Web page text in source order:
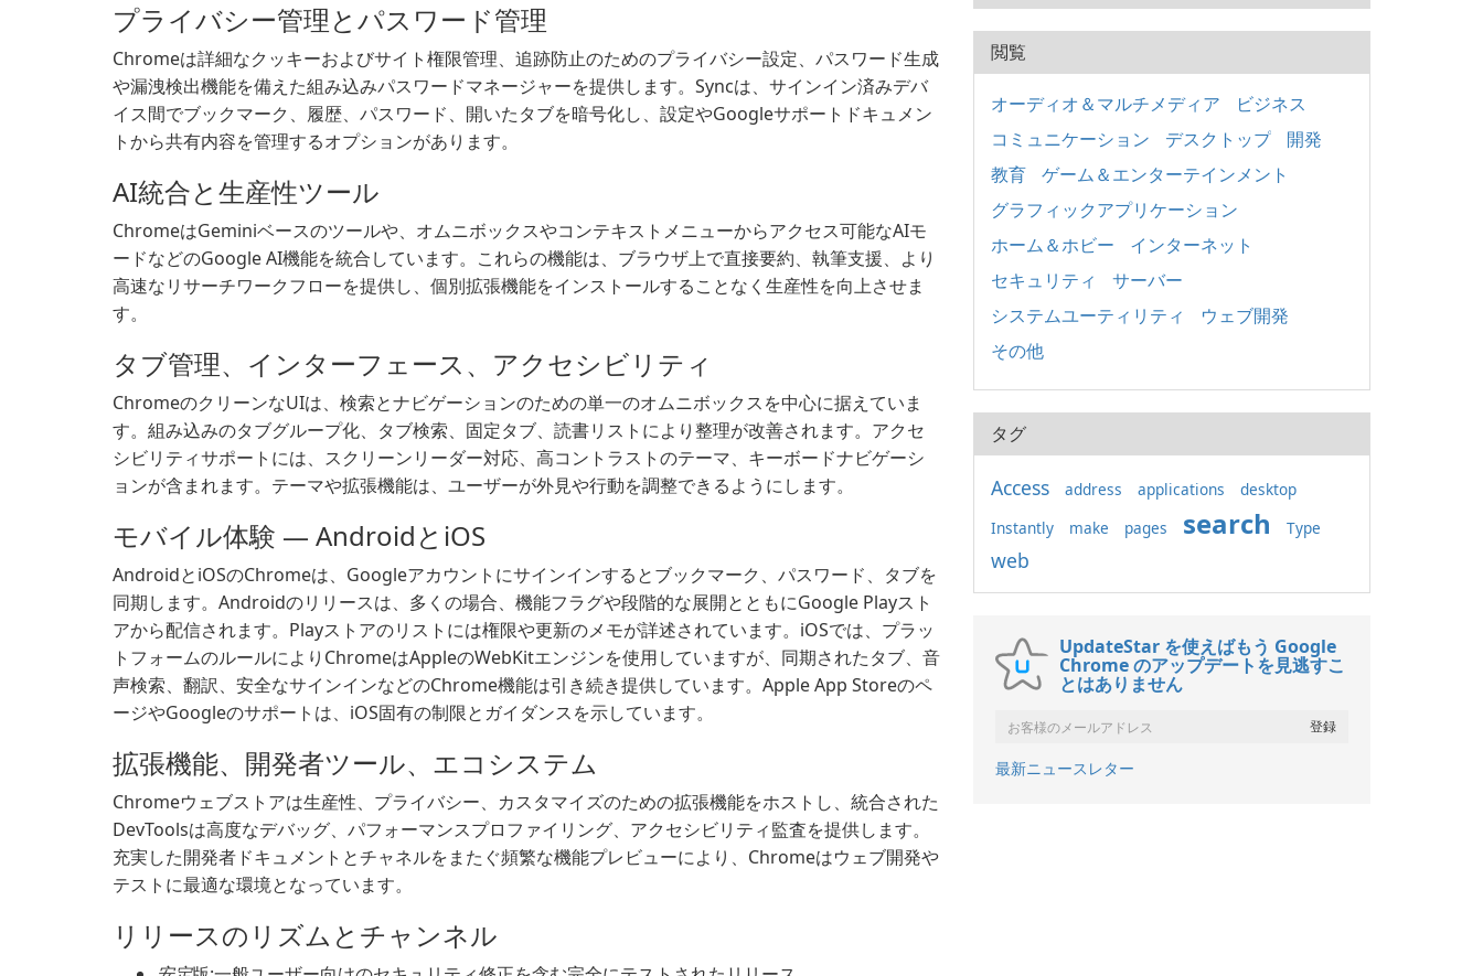
プライバシー管理とパスワード管理
Chromeは詳細なクッキーおよびサイト権限管理、追跡防止のためのプライバシー設定、パスワード生成
や漏洩検出機能を備えた組み込みパスワードマネージャーを提供します。Syncは、サインイン済みデバ
イス間でブックマーク、履歴、パスワード、開いたタブを暗号化し、設定やGoogleサポートドキュメン
トから共有内容を管理するオプションがあります。
AI統合と生産性ツール
ChromeはGeminiベースのツールや、オムニボックスやコンテキストメニューからアクセス可能なAIモ
ードなどのGoogle AI機能を統合しています。これらの機能は、ブラウザ上で直接要約、執筆支援、より
高速なリサーチワークフローを提供し、個別拡張機能をインストールすることなく生産性を向上させま
す。
タブ管理、インターフェース、アクセシビリティ
ChromeのクリーンなUIは、検索とナビゲーションのための単一のオムニボックスを中心に据えていま
す。組み込みのタブグループ化、タブ検索、固定タブ、読書リストにより整理が改善されます。アクセ
シビリティサポートには、スクリーンリーダー対応、高コントラストのテーマ、キーボードナビゲーシ
ョンが含まれます。テーマや拡張機能は、ユーザーが外見や行動を調整できるようにします。
モバイル体験 — AndroidとiOS
AndroidとiOSのChromeは、Googleアカウントにサインインするとブックマーク、パスワード、タブを
同期します。Androidのリリースは、多くの場合、機能フラグや段階的な展開とともにGoogle Playスト
アから配信されます。Playストアのリストには権限や更新のメモが詳述されています。iOSでは、プラッ
トフォームのルールによりChromeはAppleのWebKitエンジンを使用していますが、同期されたタブ、音
声検索、翻訳、安全なサインインなどのChrome機能は引き続き提供しています。Apple App Storeのペ
ージやGoogleのサポートは、iOS固有の制限とガイダンスを示しています。
拡張機能、開発者ツール、エコシステム
Chromeウェブストアは生産性、プライバシー、カスタマイズのための拡張機能をホストし、統合された
DevToolsは高度なデバッグ、パフォーマンスプロファイリング、アクセシビリティ監査を提供します。
充実した開発者ドキュメントとチャネルをまたぐ頻繁な機能プレビューにより、Chromeはウェブ開発や
テストに最適な環境となっています。
リリースのリズムとチャンネル
閲覧
オーディオ＆マルチメディア
ビジネス
コミュニケーション
デスクトップ
開発
教育
ゲーム＆エンターテインメント
グラフィックアプリケーション
ホーム＆ホビー
インターネット
セキュリティ
サーバー
システムユーティリティ
ウェブ開発
その他
タグ
Access address applications
desktop
Instantly
make pages search Type
web
UpdateStar を使えばもう Google
Chrome のアップデートを見逃すこ
とはありません
最新ニュースレター